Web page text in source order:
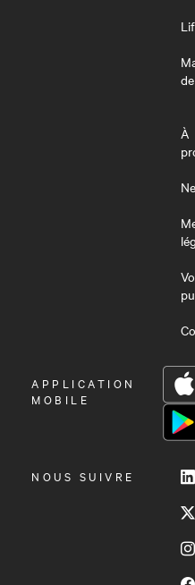
À
OUVRIR
LE
APPLICATION
MOBILE
NOUS SUIVRE